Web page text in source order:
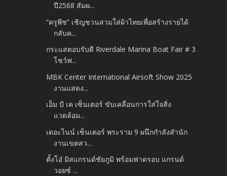
ปี2568 สัมผ...
“ครูพีช” เชิญชวนสวมใส่ผ้าไทยเพื่อสร้างรายได้
กลับค...
กระแสตอบรับดี Riverdale Marina Boat Fair # 3
โชว์ฟ...
MBK Center International Airsoft Show 2025
งานแสดง...
เอ็ม บี เค เซ็นเตอร์ ขับเคลื่อนการใส่ใจสิ่ง
แวดล้อม...
เดอะไนน์ เซ็นเตอร์ พระราม 9 ผนึกกำลังสำนัก
งานเขตสว...
ตั้งโอ๋ มิสแกรนด์ชัยภูมิ พร้อมฟาดรอบ แกรนด์
วอยซ์ ...